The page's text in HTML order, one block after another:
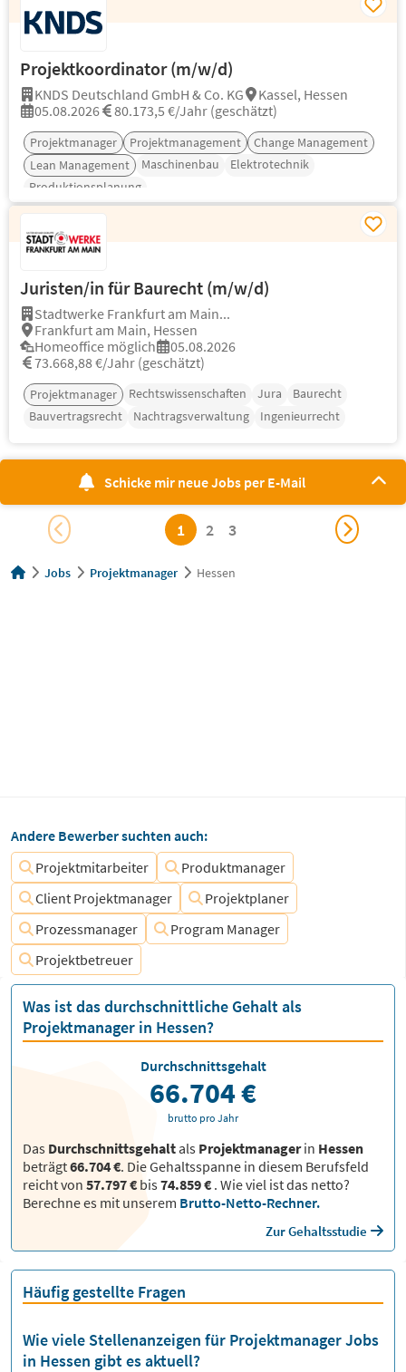
Projektkoordinator (m/w/d)
KNDS Deutschland GmbH & Co. KG
Kassel, Hessen
05.08.2026
80.173,5 €/Jahr (geschätzt)
Projektmanager Projektmanagement
Change Management
Lean Management
Maschinenbau
Elektrotechnik
Produktionsplanung
Juristen/in für Baurecht (m/w/d)
Stadtwerke Frankfurt am Main...
Frankfurt am Main, Hessen
Homeoffice möglich
05.08.2026
73.668,88 €/Jahr (geschätzt)
Projektmanager Rechtswissenschaften Jura
Baurecht
Bauvertragsrecht
Nachtragsverwaltung Ingenieurrecht
Schicke mir neue Jobs per E-Mail
1 2 3
Jobs Projektmanager Hessen
Andere Bewerber suchten auch:
Projektmitarbeiter
Produktmanager
Client Projektmanager
Projektplaner
Prozessmanager
Program Manager
Projektbetreuer
Was ist das durchschnittliche Gehalt als
Projektmanager in Hessen?
Das Durchschnittsgehaltals Projektmanagerin Hessen
beträgt66.704 €. Die Gehaltsspanne in diesem Berufsfeld
reicht von 57.797 € bis74.859 € . Wie viel ist das netto?
Berechne es mit unserem Brutto-Netto-Rechner.
Zur Gehaltsstudie
Durchschnittsgehalt
66.704 €
brutto pro Jahr
Häufig gestellte Fragen
Wie viele Stellenanzeigen für Projektmanager Jobs
in Hessen gibt es aktuell?